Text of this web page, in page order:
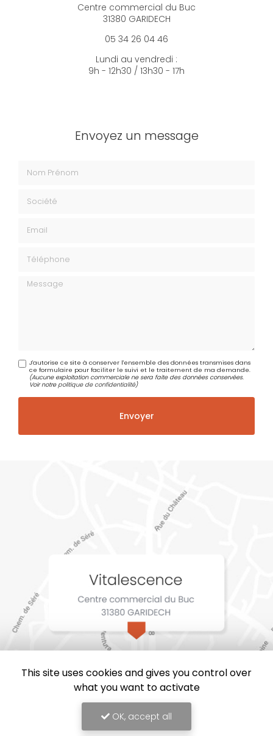
Centre commercial du Buc
31380 GARIDECH
05 34 26 04 46
Lundi au vendredi :
9h - 12h30 / 13h30 - 17h
Envoyez un message
Message
J'autorise ce site à conserver l'ensemble des données transmises dans
ce formulaire pour faciliter le suivi et le traitement de ma demande.
(Aucune exploitation commerciale ne sera faite des données conservées.
Voir notrepolitique de confidentialité)
This site uses cookies and gives you control over
what you want to activate
OK, accept all